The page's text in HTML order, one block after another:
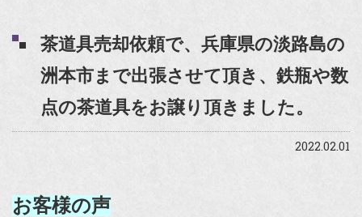
茶道具売却依頼で、兵庫県の淡路島の
洲本市まで出張させて頂き、鉄瓶や数
点の茶道具をお譲り頂きました。
2022.02.01
お客様の声